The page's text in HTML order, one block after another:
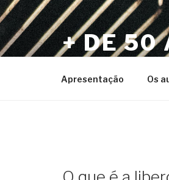
+ DE 50
Apresentação Os